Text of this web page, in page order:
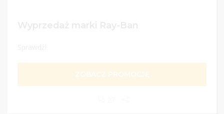
ZOBACZ PROMOCJĘ